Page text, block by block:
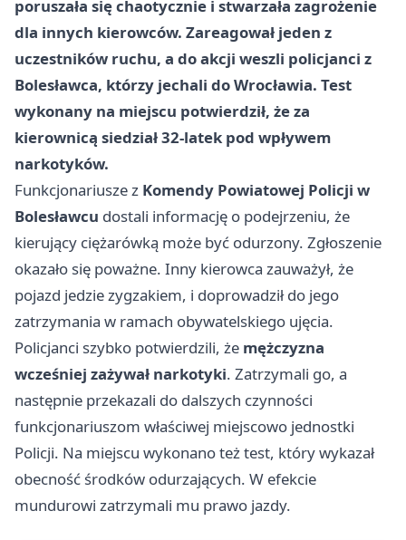
poruszała się chaotycznie i stwarzała zagrożenie
dla innych kierowców. Zareagował jeden z
uczestników ruchu, a do akcji weszli policjanci z
Bolesławca, którzy jechali do Wrocławia. Test
wykonany na miejscu potwierdził, że za
kierownicą siedział32-latek pod wpływem
narkotyków.
Funkcjonariusze z Komendy Powiatowej Policji w
Bolesławcu dostali informację o podejrzeniu, że
kierujący ciężarówką może być odurzony. Zgłoszenie
okazało się poważne. Inny kierowca zauważył, że
pojazd jedzie zygzakiem, i doprowadził do jego
zatrzymania w ramach obywatelskiego ujęcia.
Policjanci szybko potwierdzili, że mężczyzna
wcześniej zażywał narkotyki. Zatrzymali go, a
następnie przekazali do dalszych czynności
funkcjonariuszom właściwej miejscowo jednostki
Policji. Na miejscu wykonano też test, który wykazał
obecność środków odurzających. W efekcie
mundurowi zatrzymali mu prawo jazdy.